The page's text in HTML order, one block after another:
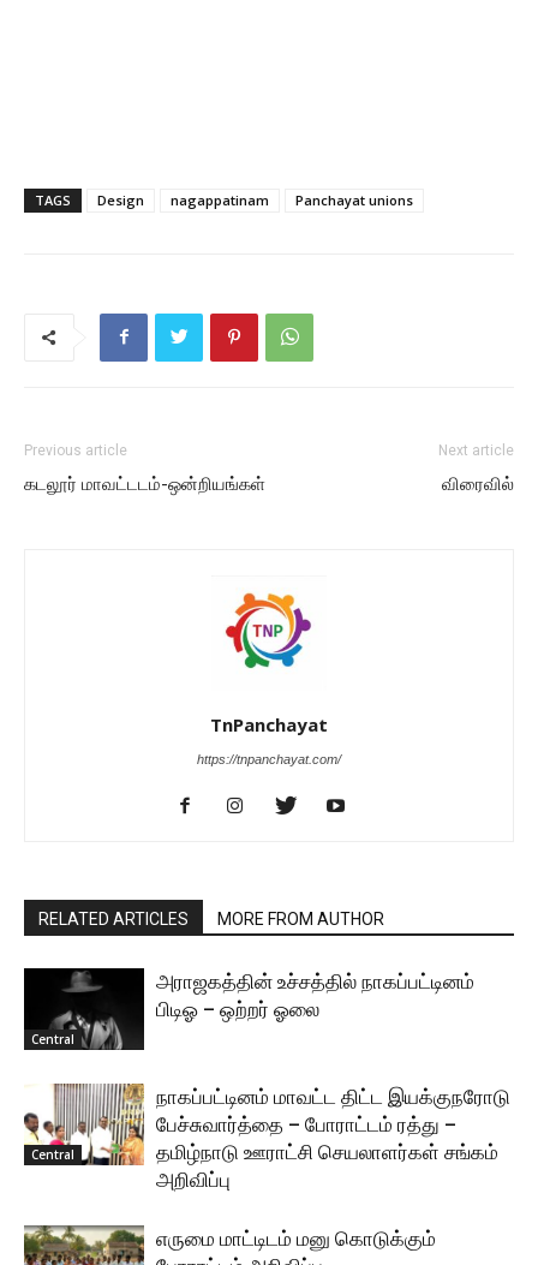
TAGS Design nagappatinam Panchayat unions
Previous article
கடலூர் மாவட்டடம்-ஒன்றியங்கள்
Next article
விரைவில்
TnPanchayat
https://tnpanchayat.com/
RELATED ARTICLES MORE FROM AUTHOR
Central
அராஜகத்தின் உச்சத்தில் நாகப்பட்டினம்
பிடிஓ – ஒற்றர் ஓலை
Central
நாகப்பட்டினம் மாவட்ட திட்ட இயக்குநரோடு
பேச்சுவார்த்தை – போராட்டம் ரத்து –
தமிழ்நாடு ஊராட்சி செயலாளர்கள் சங்கம்
அறிவிப்பு
எருமை மாட்டிடம் மனு கொடுக்கும்